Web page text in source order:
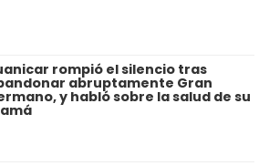
rompió el silencio tras
abruptamente Gran
y habló sobre la salud de su